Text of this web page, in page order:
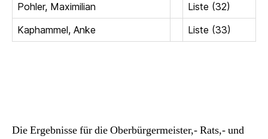
Pohler, Maximilian
Liste (32)
Kaphammel, Anke
Liste (33)
Die Ergebnisse für die Oberbürgermeister,- Rats,- und